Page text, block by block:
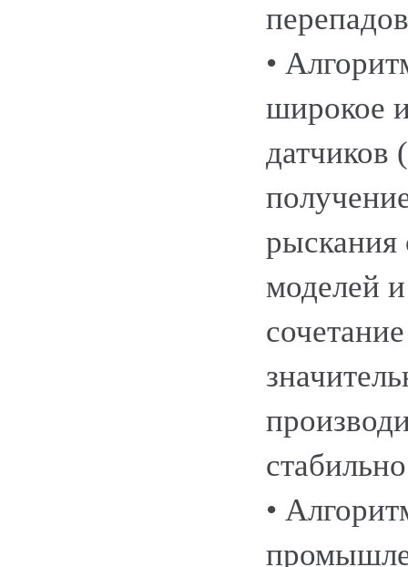
•
широкое
датчиков
моделей
•